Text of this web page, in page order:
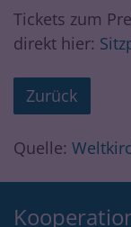
Tickets zum
direkt hier:
Zurück
Quelle: